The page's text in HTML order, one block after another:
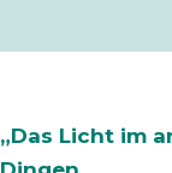
„Das Licht im